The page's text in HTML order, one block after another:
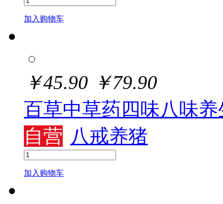
加入购物车
￥45.90 ￥79.90
百草中草药四味八味
自营 八戒养猪
加入购物车